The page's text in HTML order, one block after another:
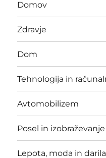
Domov
Zdravje
Dom
Tehnologija in
Avtomobilizem
Posel in izobraževanje
Lepota, moda in darila